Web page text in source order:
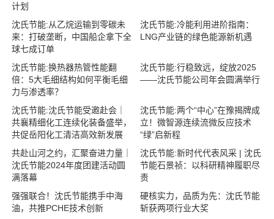
计划
沈氏节能:从乙烷运输到零碳未
来：打破垄断，中国船企拿下全
球七成订单
沈氏节能:冷能利用进阶指南：
LNG产业链的绿色能源新机遇
沈氏节能:换热器热管性能翻
倍：5大毛细结构如何平衡毛细
力与渗透率？
沈氏节能:行稳致远，绽放2025
——沈氏节能公司年会圆满举行
沈氏节能:沈氏节能受邀赴会｜
共襄精细化工连续化装备盛举，
共促岳阳化工清洁高效新发展
沈氏节能:两个“中心”在豫揭牌成
立！微智源连续流微反应技术
“绿”启新程
共赴山河之约，汇聚奋进力量｜
沈氏节能2024年度团建活动圆
满落幕
沈氏节能:新时代代表风采 | 沈氏
节能石景祯：以科研精神履职尽
责
强强联合！沈氏节能携手中海
油，共推PCHE技术创新
硬核实力，品质为先：沈氏节能
斩获两项行业大奖